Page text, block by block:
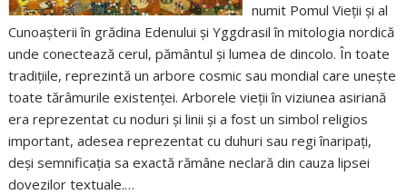
numit Pomul Vieții și al
Cunoașterii în grădina Edenului și Yggdrasil în mitologia nordică
unde conectează cerul, pământul și lumea de dincolo. În toate
tradițiile, reprezintă un arbore cosmic sau mondial care unește
toate tărâmurile existenței. Arborele vieții în viziunea asiriană
era reprezentat cu noduri și linii și a fost un simbol religios
important, adesea reprezentat cu duhuri sau regi înaripați,
deși semnificația sa exactă rămâne neclară din cauza lipsei
dovezilor textuale.…